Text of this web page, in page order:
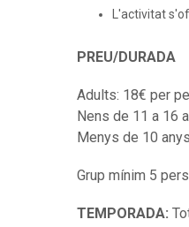
L'activitat
PREU/DURADA
Adults: 18€ per
Nens de 11 a 16
Menys de 10
Grup mínim 5
TEMPORADA: